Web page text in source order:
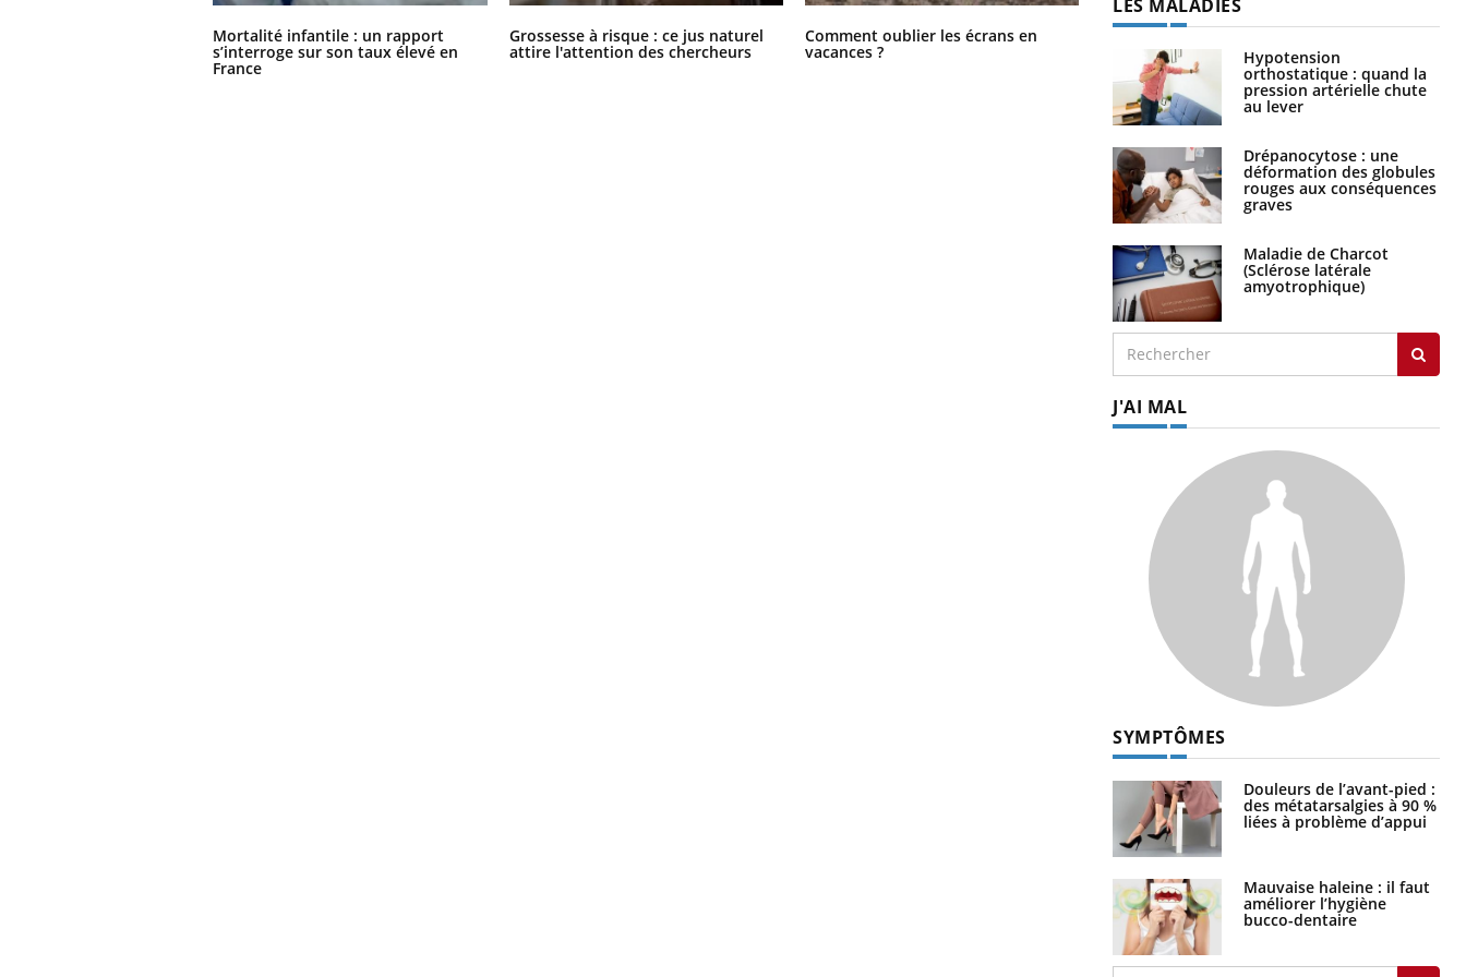
Mortalité infantile : un rapport
s’interroge sur son taux élevé en
France
Grossesse à risque : ce jus naturel
attire l'attention des chercheurs
Comment oublier les écrans en
vacances ?
Toujours connectés : comment le
travail empiète de plus en plus sur
nos soirées
LES MALADIES
Hypotension
orthostatique : quand la
pression artérielle chute
au lever
Drépanocytose : une
déformation des globules
rouges aux conséquences
graves
Maladie de Charcot
(Sclérose latérale
amyotrophique)
J'AI MAL
SYMPTÔMES
Douleurs de l’avant-pied :
des métatarsalgies à 90 %
liées à problème d’appui
Mauvaise haleine : il faut
améliorer l’hygiène
bucco-dentaire